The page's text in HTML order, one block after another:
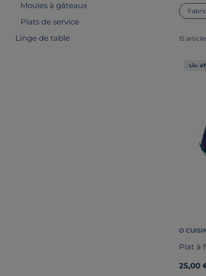
Moules à gâteaux
Plats de service
Linge de table
15
Liv.
O
Plat à
25,00